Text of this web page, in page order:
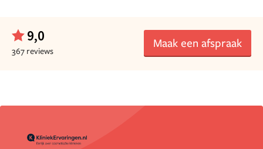
9,0
367 reviews
Maak een afspraak